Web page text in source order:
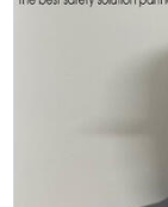
=> Miễn phí
Chính sách
không như
vận chuyển
đồng ý
hành của